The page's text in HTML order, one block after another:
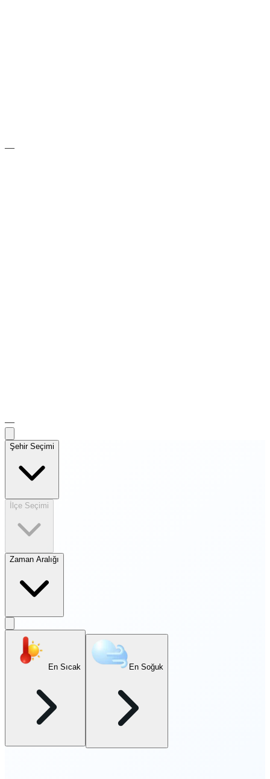
—
—
Şehir Seçimi
İlçe Seçimi
Zaman Aralığı
En Sıcak En Soğuk